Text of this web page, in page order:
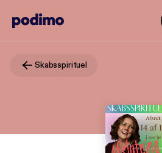
Skabsspirituel